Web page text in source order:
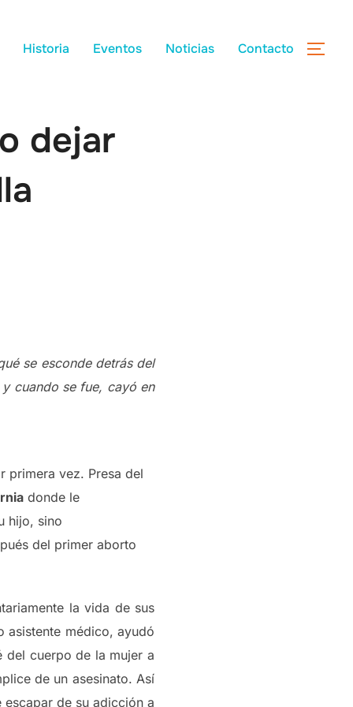
Historia Eventos Noticias Contacto
dejar
se esconde detrás del
cuando se fue, cayó en
primera vez. Presa del
donde le
hijo, sino
del primer aborto
la vida de sus
asistente médico, ayudó
del cuerpo de la mujer a
de un asesinato. Así
de su adicción a